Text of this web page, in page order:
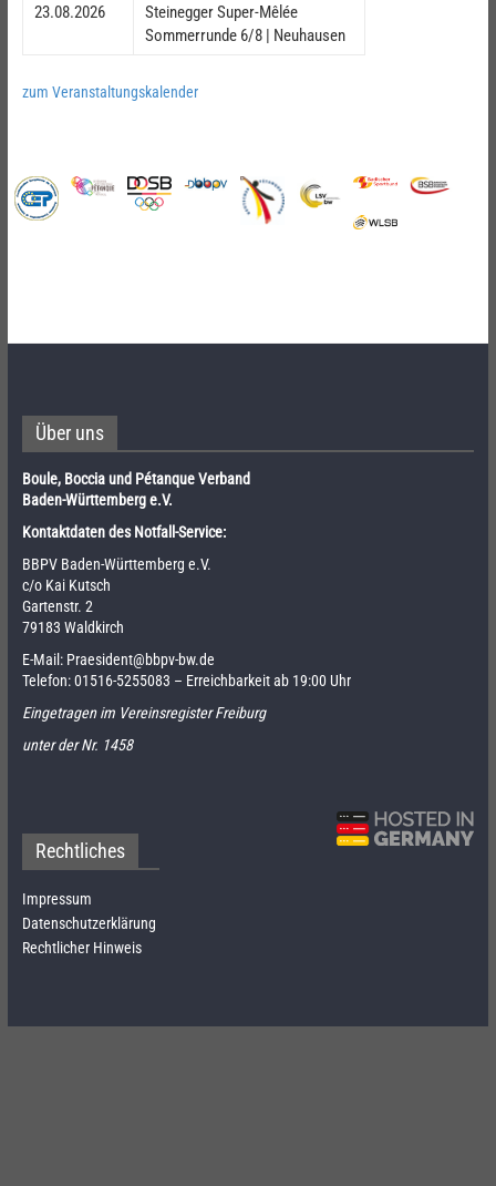
23.08.2026
Steinegger Super-Mêlée
Sommerrunde 6/8 | Neuhausen
zum Veranstaltungskalender
Über uns
Boule, Boccia und Pétanque Verband
Baden-Württemberg e.V.
Kontaktdaten des Notfall-Service:
BBPV Baden-Württemberg e.V.
c/o Kai Kutsch
Gartenstr. 2
79183 Waldkirch
E-Mail: Praesident@bbpv-bw.de
Telefon:01516-5255083 – Erreichbarkeit ab 19:00 Uhr
Eingetragen im Vereinsregister Freiburg
unter der Nr. 1458
Rechtliches
Impressum
Datenschutzerklärung
Rechtlicher Hinweis